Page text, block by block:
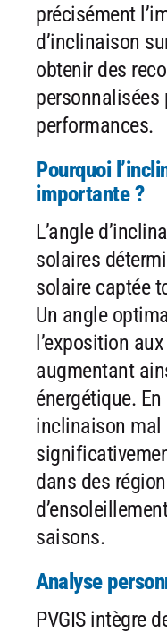
précisément
d’inclinaison
obtenir des
personnalisées
performances.
Pourquoi
importante ?
L’angle
solaires
solaire captée
Un angle
l’exposition
augmentant
énergétique.
inclinaison mal
dans des
saisons.
Analyse
PVGIS intègre